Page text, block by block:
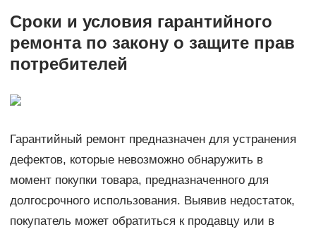
Сроки и условия гарантийного
ремонта по закону о защите прав
потребителей
Гарантийный ремонт предназначен для устранения
дефектов, которые невозможно обнаружить в
момент покупки товара, предназначенного для
долгосрочного использования. Выявив недостаток,
покупатель может обратиться к продавцу или в